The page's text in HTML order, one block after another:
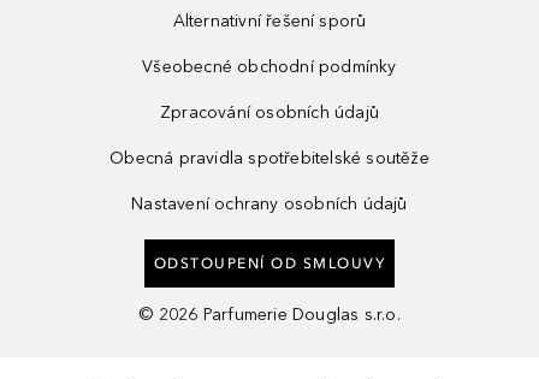
Alternativní řešení sporů
Všeobecné obchodní podmínky
Zpracování osobních údajů
Obecná pravidla spotřebitelské soutěže
Nastavení ochrany osobních údajů
ODSTOUPENÍ OD SMLOUVY
© 2026 Parfumerie Douglas s.r.o.